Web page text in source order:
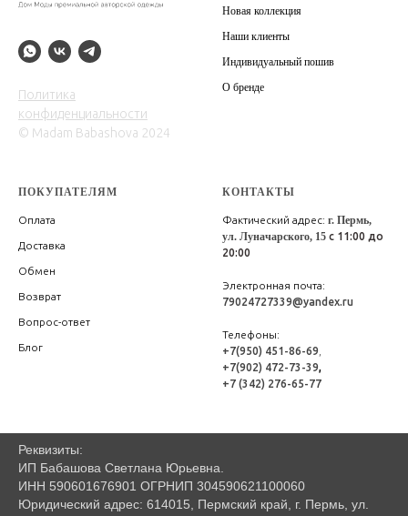
Политика
конфиденциальности
© Madam Babashova 2024
Новая коллекция
Наши клиенты
Индивидуальный пошив
О бренде
ПОКУПАТЕЛЯМ
Оплата
Доставка
Обмен
Возврат
Вопрос-ответ
Блог
КОНТАКТЫ
Фактический адрес: г. Пермь,
ул. Луначарского, 15 с 11:00 до
20:00
Электронная почта:
79024727339@yandex.ru
Телефоны:
+7(950) 451-86-69
+7(902) 472-73-39,
+7 (342) 276-65-77
Реквизиты:
ИП Бабашова Светлана Юрьевна.
ИНН 590601676901 ОГРНИП 304590621100060
Юридический адрес: 614015, Пермский край, г. Пермь, ул.